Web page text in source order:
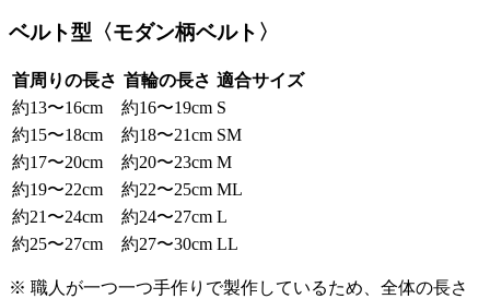
ベルト型〈モダン柄ベルト〉
首周りの長さ 首輪の長さ 適合サイズ
約13〜16cm
約16〜19cm S
約15〜18cm
約18〜21cm SM
約17〜20cm
約20〜23cm M
約19〜22cm
約22〜25cm ML
約21〜24cm
約24〜27cm L
約25〜27cm
約27〜30cm LL
※ 職人が一つ一つ手作りで製作しているため、全体の長さ